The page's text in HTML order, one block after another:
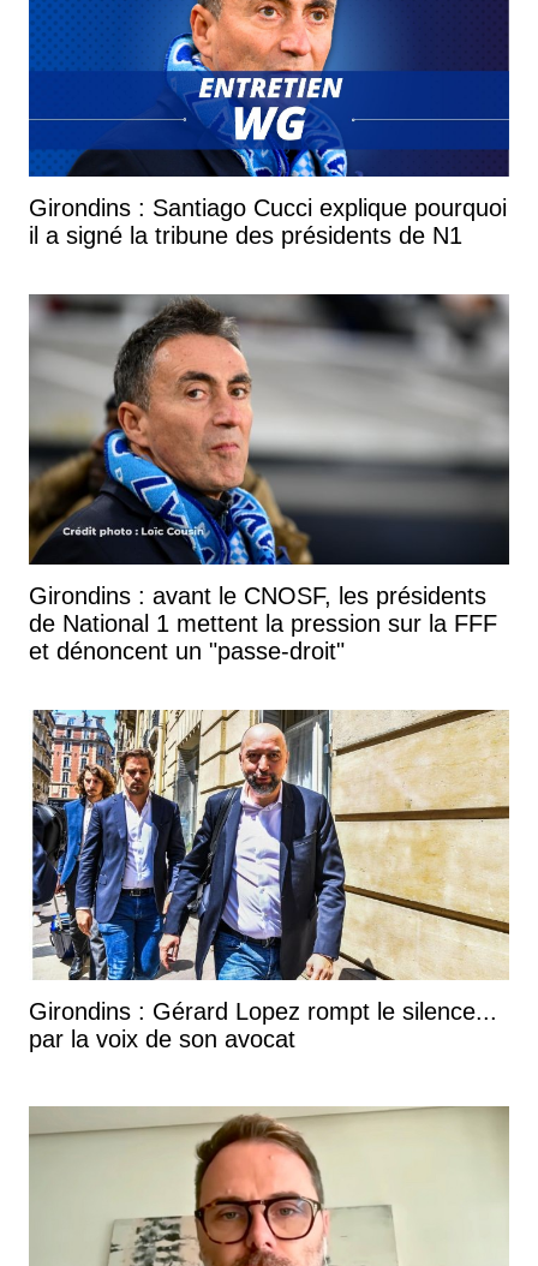
Girondins : Santiago Cucci explique pourquoi
il a signé la tribune des présidents de N1
Girondins : avant le CNOSF, les présidents
de National 1 mettent la pression sur la FFF
et dénoncent un "passe-droit"
Girondins : Gérard Lopez rompt le silence...
par la voix de son avocat